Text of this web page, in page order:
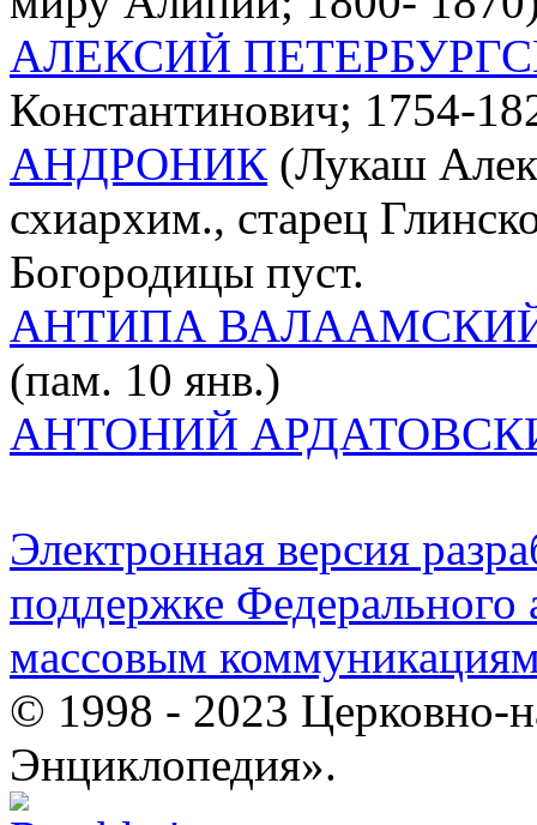
АЛЕКСИЙ
Константинович; 1754-
АНДРОНИК (Лукаш
схиархим., старец
Богородицы пуст.
АНТИПА
(пам. 10 янв.)
АНТОНИЙ
Электронная версия
поддержке Федерального
массовым
© 1998 - 2023 Церковно-
Энциклопедия».